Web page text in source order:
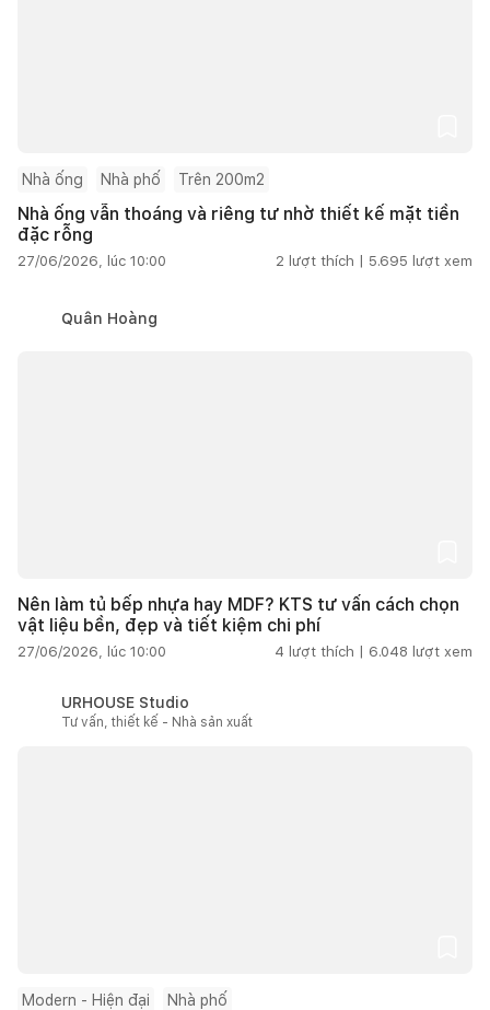
Nhà ống Nhà phố Trên 200m2
Nhà ống vẫn thoáng và riêng tư nhờ thiết kế mặt tiền
đặc rỗng
27/06/2026, lúc 10:00 2 lượt thích | 5.695 lượt xem
Quân Hoàng
Nên làm tủ bếp nhựa hay MDF? KTS tư vấn cách chọn
vật liệu bền, đẹp và tiết kiệm chi phí
27/06/2026, lúc 10:00 4 lượt thích | 6.048 lượt xem
URHOUSE Studio
Tư vấn, thiết kế - Nhà sản xuất
Modern - Hiện đại Nhà phố